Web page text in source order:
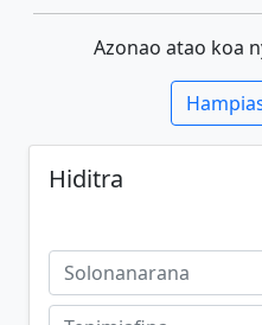
Azonao atao koa
Hiditra